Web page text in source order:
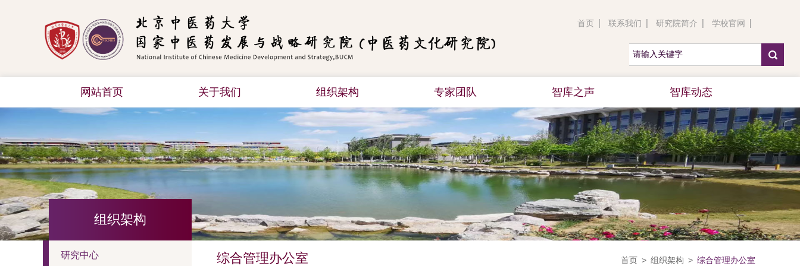
首页 联系我们 研究院简介 学校官网
网站首页 关于我们 组织架构 专家团队 智库之声 智库动态
组织架构
研究中心 首页 > 组织架构 > 综合管理办公室
综合管理办公室